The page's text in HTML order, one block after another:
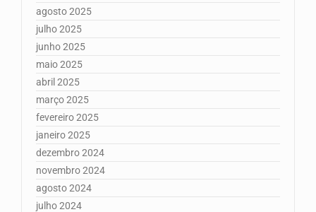
agosto 2025
julho 2025
junho 2025
maio 2025
abril 2025
março 2025
fevereiro 2025
janeiro 2025
dezembro 2024
novembro 2024
agosto 2024
julho 2024